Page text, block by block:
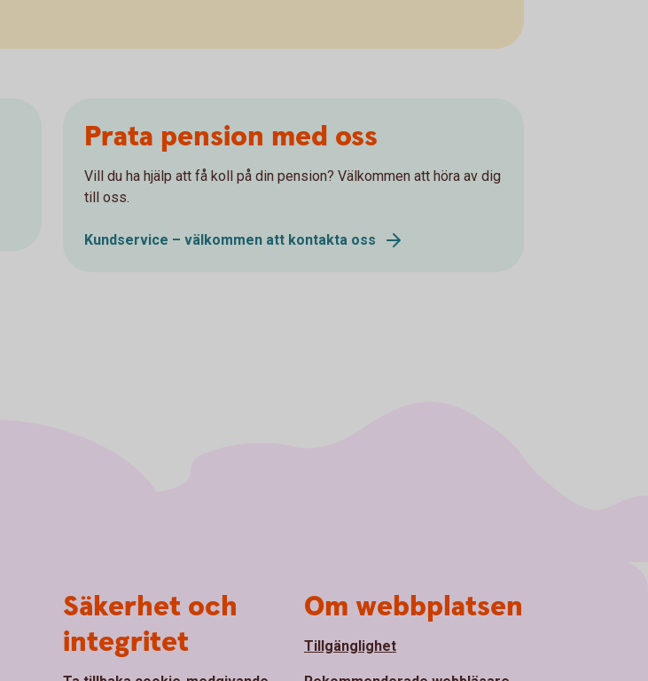
Prata pension med oss
Vill du ha hjälp att få koll på din pension? Välkommen att höra av dig
till oss.
Kundservice – välkommen att kontakta oss
Säkerhet och
integritet
Om webbplatsen
Tillgänglighet